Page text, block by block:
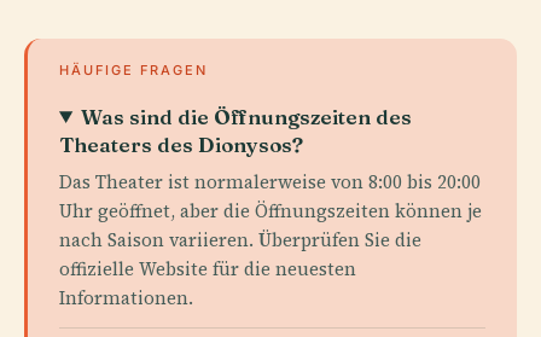
HÄUFIGE FRAGEN
Was sind die Öffnungszeiten des
Theaters des Dionysos?
Das Theater ist normalerweise von 8:00 bis 20:00
Uhr geöffnet, aber die Öffnungszeiten können je
nach Saison variieren. Überprüfen Sie die
offizielle Website für die neuesten
Informationen.